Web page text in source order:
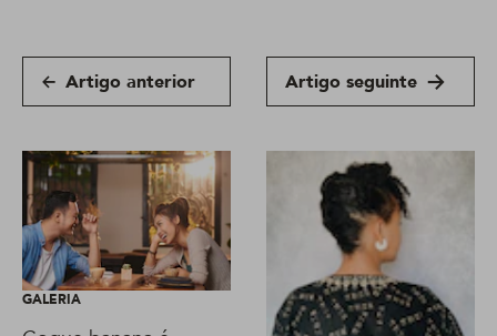
Artigo anterior Artigo seguinte
GALERIA